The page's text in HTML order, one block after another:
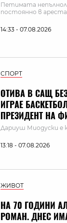
Петимата
постоянно в ареста
14:33 - 07.08.2026
СПОРТ
ОТИВА В САЩ
ИГРАЕ
ПРЕЗИДЕНТ НА
Дариуш Миодуски е
13:18 - 07.08.2026
ЖИВОТ
НА 70 ГОДИНИ
РОМАН. ДНЕС